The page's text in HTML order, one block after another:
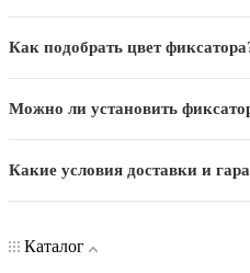
Как подобрать цвет
Можно ли установить
Какие условия доставки и
Каталог